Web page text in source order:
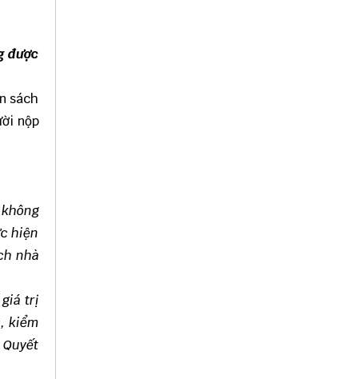
được
sách
nộp
hiện
nhà
giá trị
kiểm